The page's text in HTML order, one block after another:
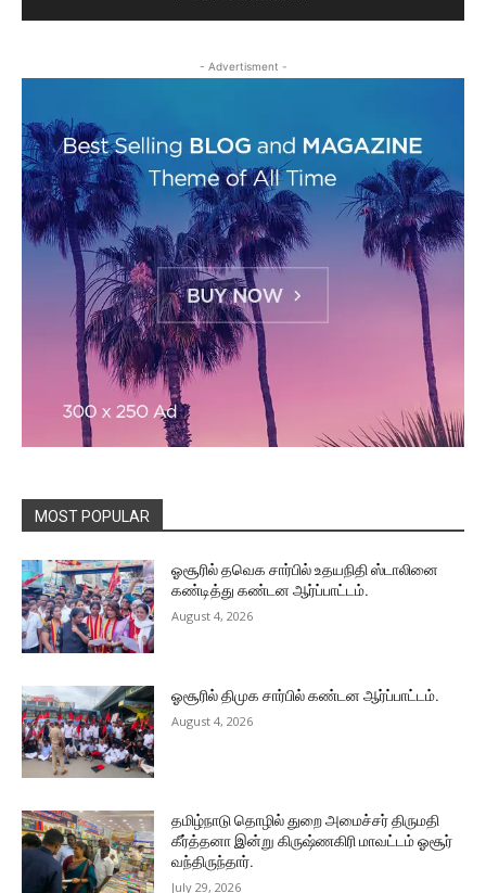
- Advertisment -
MOST POPULAR
ஓசூரில் தவெக சார்பில் உதயநிதி ஸ்டாலினை
கண்டித்து கண்டன ஆர்ப்பாட்டம்.
August 4, 2026
ஓசூரில் திமுக சார்பில் கண்டன ஆர்ப்பாட்டம்.
August 4, 2026
தமிழ்நாடு தொழில் துறை அமைச்சர் திருமதி
கீர்த்தனா இன்று கிருஷ்ணகிரி மாவட்டம் ஓசூர்
வந்திருந்தார்.
July 29, 2026